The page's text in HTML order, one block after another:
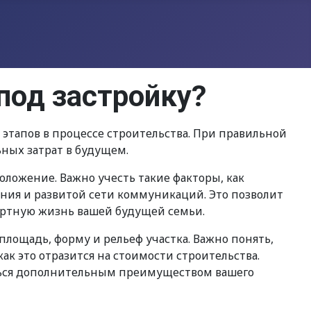
застройку?
в процессе строительства. При правильной
затрат в будущем.
Важно учесть такие факторы, как
и развитой сети коммуникаций. Это позволит
жизнь вашей будущей семьи.
форму и рельеф участка. Важно понять,
отразится на стоимости строительства.
дополнительным преимуществом вашего